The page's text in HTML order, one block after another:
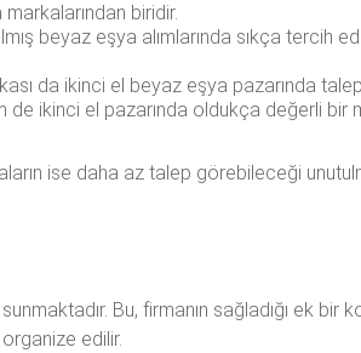
biridir.
beyaz eşya alımlarında sıkça tercih
da ikinci el beyaz eşya pazarında
de ikinci el pazarında oldukça değerli bir
ise daha az talep görebileceği
Bu, firmanın sağladığı ek bir
organize edilir.